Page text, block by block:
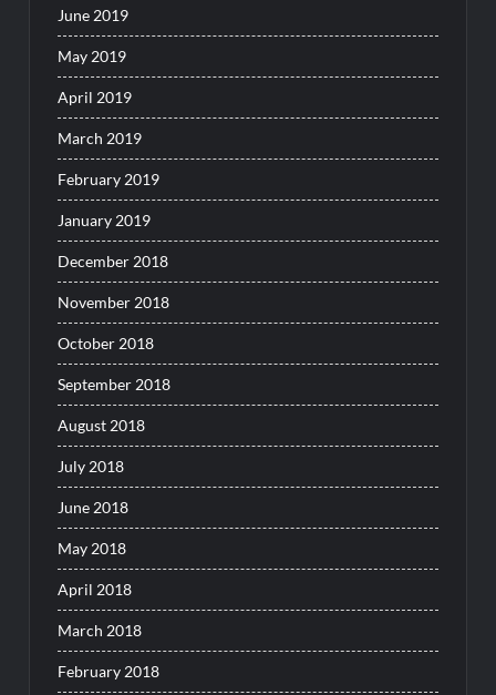
June 2019
May 2019
April 2019
March 2019
February 2019
January 2019
December 2018
November 2018
October 2018
September 2018
August 2018
July 2018
June 2018
May 2018
April 2018
March 2018
February 2018